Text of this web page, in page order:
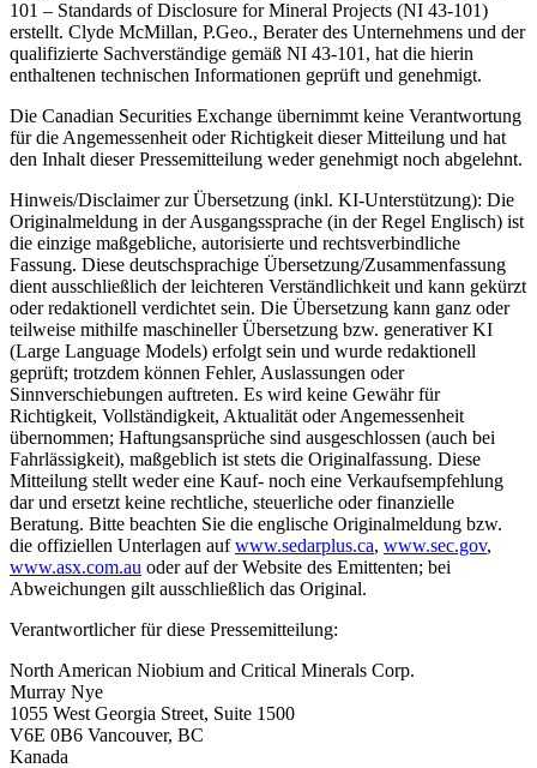
101 – Standards of Disclosure for Mineral Projects (NI 43-101)
erstellt. Clyde McMillan, P.Geo., Berater des Unternehmens und der
qualifizierte Sachverständige gemäß NI 43-101, hat die hierin
enthaltenen technischen Informationen geprüft und genehmigt.
Die Canadian Securities Exchange übernimmt keine Verantwortung
für die Angemessenheit oder Richtigkeit dieser Mitteilung und hat
den Inhalt dieser Pressemitteilung weder genehmigt noch abgelehnt.
Hinweis/Disclaimer zur Übersetzung (inkl. KI-Unterstützung): Die
Originalmeldung in der Ausgangssprache (in der Regel Englisch) ist
die einzige maßgebliche, autorisierte und rechtsverbindliche
Fassung. Diese deutschsprachige Übersetzung/Zusammenfassung
dient ausschließlich der leichteren Verständlichkeit und kann gekürzt
oder redaktionell verdichtet sein. Die Übersetzung kann ganz oder
teilweise mithilfe maschineller Übersetzung bzw. generativer KI
(Large Language Models) erfolgt sein und wurde redaktionell
geprüft; trotzdem können Fehler, Auslassungen oder
Sinnverschiebungen auftreten. Es wird keine Gewähr für
Richtigkeit, Vollständigkeit, Aktualität oder Angemessenheit
übernommen; Haftungsansprüche sind ausgeschlossen (auch bei
Fahrlässigkeit), maßgeblich ist stets die Originalfassung. Diese
Mitteilung stellt weder eine Kauf- noch eine Verkaufsempfehlung
dar und ersetzt keine rechtliche, steuerliche oder finanzielle
Beratung. Bitte beachten Sie die englische Originalmeldung bzw.
die offiziellen Unterlagen aufwww.sedarplus.ca, www.sec.gov,
www.asx.com.au oder auf der Website des Emittenten; bei
Abweichungen gilt ausschließlich das Original.
Verantwortlicher für diese Pressemitteilung:
North American Niobium and Critical Minerals Corp.
Murray Nye
1055 West Georgia Street, Suite 1500
V6E 0B6 Vancouver, BC
Kanada